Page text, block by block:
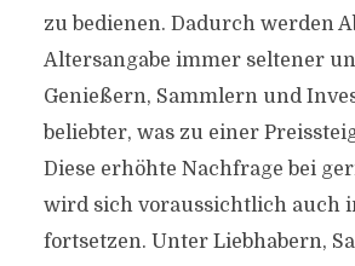
zu bedienen. Dadurch werden
Altersangabe immer seltener
Genießern, Sammlern und
beliebter, was zu einer
Diese erhöhte Nachfrage bei
wird sich voraussichtlich auch
fortsetzen. Unter Liebhabern,